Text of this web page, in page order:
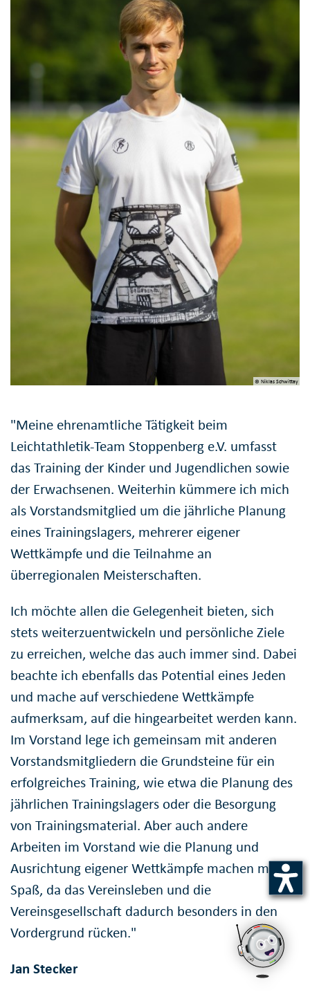
© Niklas Schwittay
"Meine ehrenamtliche Tätigkeit beim
Leichtathletik-Team Stoppenberg e.V. umfasst
das Training der Kinder und Jugendlichen sowie
der Erwachsenen. Weiterhin kümmere ich mich
als Vorstandsmitglied um die jährliche Planung
eines Trainingslagers, mehrerer eigener
Wettkämpfe und die Teilnahme an
überregionalen Meisterschaften.
Ich möchte allen die Gelegenheit bieten, sich
stets weiterzuentwickeln und persönliche Ziele
zu erreichen, welche das auch immer sind. Dabei
beachte ich ebenfalls das Potential eines Jeden
und mache auf verschiedene Wettkämpfe
aufmerksam, auf die hingearbeitet werden kann.
Im Vorstand lege ich gemeinsam mit anderen
Vorstandsmitgliedern die Grundsteine für ein
erfolgreiches Training, wie etwa die Planung des
jährlichen Trainingslagers oder die Besorgung
von Trainingsmaterial. Aber auch andere
Arbeiten im Vorstand wie die Planung und
Ausrichtung eigener Wettkämpfe machen mir
Spaß, da das Vereinsleben und die
Vereinsgesellschaft dadurch besonders in den
Vordergrund rücken."
Jan Stecker